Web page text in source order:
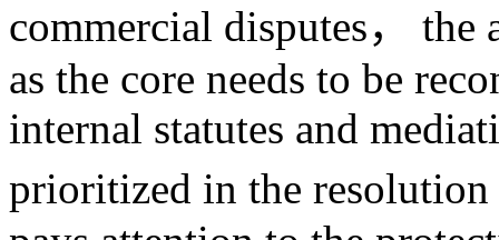
commercial disputes，
as the core needs to be
internal statutes and
prioritized in the resolution